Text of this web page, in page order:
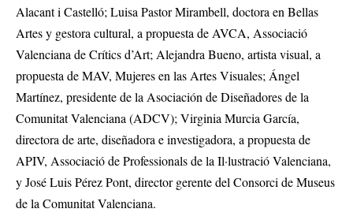
Alacant i Castelló; Luisa Pastor Mirambell, doctora en Bellas
Artes y gestora cultural, a propuesta de AVCA, Associació
Valenciana de Crítics d’Art; Alejandra Bueno, artista visual, a
propuesta de MAV, Mujeres en las Artes Visuales; Ángel
Martínez, presidente de la Asociación de Diseñadores de la
Comunitat Valenciana (ADCV); Virginia Murcia García,
directora de arte, diseñadora e investigadora, a propuesta de
APIV, Associació de Professionals de la Il·lustració Valenciana,
y José Luis Pérez Pont, director gerente del Consorci de Museus
de la Comunitat Valenciana.